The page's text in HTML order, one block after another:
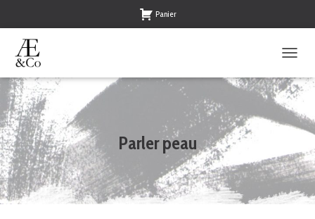
Panier
U
V
R
F
E
M
Parler peau